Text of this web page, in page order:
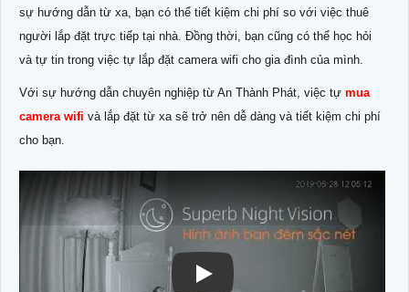
sự hướng dẫn từ xa, bạn có thể tiết kiệm chi phí so với việc thuê
người lắp đặt trực tiếp tại nhà. Đồng thời, bạn cũng có thể học hỏi
và tự tin trong việc tự lắp đặt camera wifi cho gia đình của mình.
Với sự hướng dẫn chuyên nghiệp từ An Thành Phát, việc tự mua
camera wifi và lắp đặt từ xa sẽ trở nên dễ dàng và tiết kiệm chi phí
cho bạn.